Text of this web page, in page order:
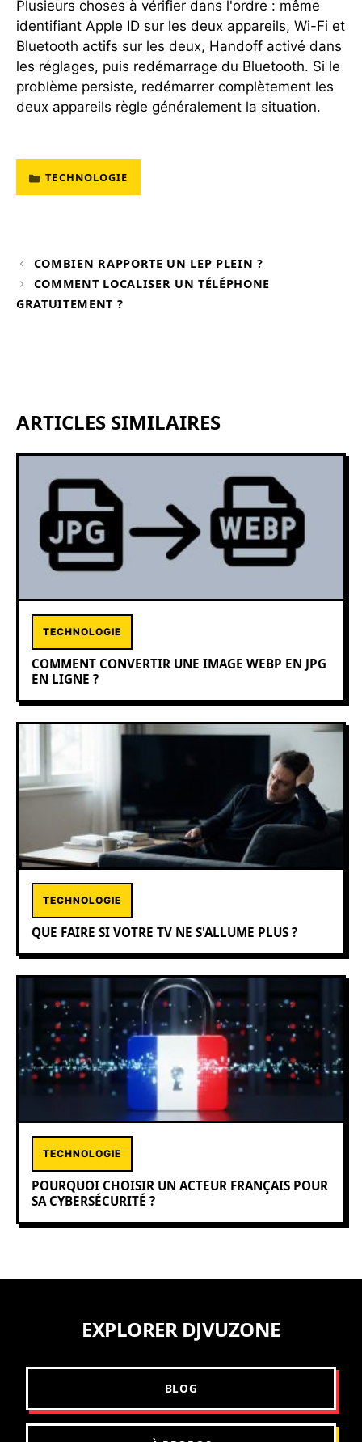
Plusieurs choses à vérifier dans l'ordre : même
identifiant Apple ID sur les deux appareils, Wi-Fi et
Bluetooth actifs sur les deux, Handoff activé dans
les réglages, puis redémarrage du Bluetooth. Si le
problème persiste, redémarrer complètement les
deux appareils règle généralement la situation.
CATÉGORIES
TECHNOLOGIE
COMBIEN RAPPORTE UN LEP PLEIN ?
COMMENT LOCALISER UN TÉLÉPHONE
GRATUITEMENT ?
ARTICLES SIMILAIRES
TECHNOLOGIE
COMMENT CONVERTIR UNE IMAGE WEBP EN JPG
EN LIGNE ?
TECHNOLOGIE
QUE FAIRE SI VOTRE TV NE S'ALLUME PLUS ?
TECHNOLOGIE
POURQUOI CHOISIR UN ACTEUR FRANÇAIS POUR
SA CYBERSÉCURITÉ ?
EXPLORER DJVUZONE
BLOG